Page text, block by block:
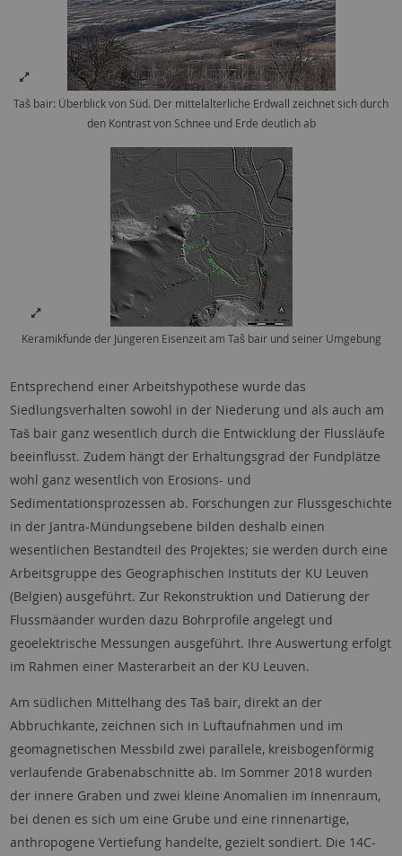
Taš bair: Überblick von Süd. Der mittelalterliche Erdwall zeichnet sich durch
den Kontrast von Schnee und Erde deutlich ab
Keramikfunde der Jüngeren Eisenzeit am Taš bair und seiner Umgebung
Entsprechend einer Arbeitshypothese wurde das
Siedlungsverhalten sowohl in der Niederung und als auch am
Taš bair ganz wesentlich durch die Entwicklung der Flussläufe
beeinflusst. Zudem hängt der Erhaltungsgrad der Fundplätze
wohl ganz wesentlich von Erosions- und
Sedimentationsprozessen ab. Forschungen zur Flussgeschichte
in der Jantra-Mündungsebene bilden deshalb einen
wesentlichen Bestandteil des Projektes; sie werden durch eine
Arbeitsgruppe des Geographischen Instituts der KU Leuven
(Belgien) ausgeführt. Zur Rekonstruktion und Datierung der
Flussmäander wurden dazu Bohrprofile angelegt und
geoelektrische Messungen ausgeführt. Ihre Auswertung erfolgt
im Rahmen einer Masterarbeit an der KU Leuven.
Am südlichen Mittelhang des Taš bair, direkt an der
Abbruchkante, zeichnen sich in Luftaufnahmen und im
geomagnetischen Messbild zwei parallele, kreisbogenförmig
verlaufende Grabenabschnitte ab. Im Sommer 2018 wurden
der innere Graben und zwei kleine Anomalien im Innenraum,
bei denen es sich um eine Grube und eine rinnenartige,
anthropogene Vertiefung handelte, gezielt sondiert. Die 14C-